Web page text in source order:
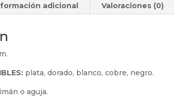
adicional Valoraciones (0)
plata, dorado, blanco, cobre, negro.
imán o aguja.